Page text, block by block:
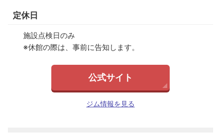
定休日
施設点検日のみ
※休館の際は、事前に告知します。
公式サイト
ジム情報を見る